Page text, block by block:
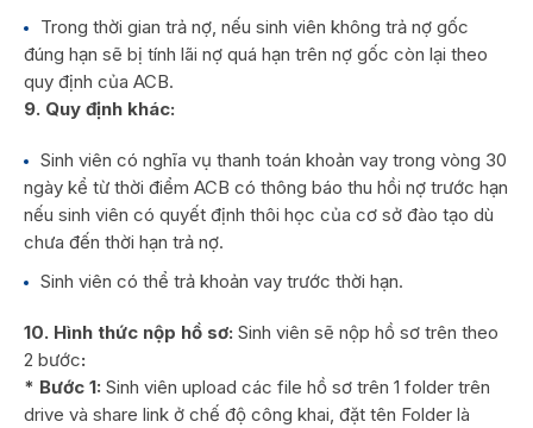
Trong thời gian trả nợ, nếu sinh viên không trả nợ gốc
đúng hạn sẽ bị tính lãi nợ quá hạn trên nợ gốc còn lại theo
quy định của ACB.
9. Quy định khác:
Sinh viên có nghĩa vụ thanh toán khoản vay trong vòng 30
ngày kể từ thời điểm ACB có thông báo thu hồi nợ trước hạn
nếu sinh viên có quyết định thôi học của cơ sở đào tạo dù
chưa đến thời hạn trả nợ.
Sinh viên có thể trả khoản vay trước thời hạn.
10. Hình thức nộp hồ sơ: Sinh viên sẽ nộp hồ sơ trên theo
2 bước:
* Bước 1: Sinh viên upload các file hồ sơ trên 1 folder trên
drive và share link ở chế độ công khai, đặt tên Folder là